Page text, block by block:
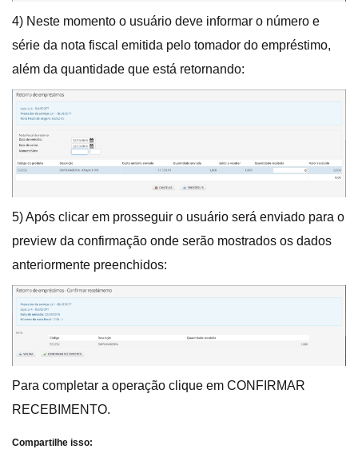
4) Neste momento o usuário deve informar o número e
série da nota fiscal emitida pelo tomador do empréstimo,
além da quantidade que está retornando:
5) Após clicar em prosseguir o usuário será enviado para o
preview da confirmação onde serão mostrados os dados
anteriormente preenchidos:
Para completar a operação clique em CONFIRMAR
RECEBIMENTO.
Compartilhe isso: